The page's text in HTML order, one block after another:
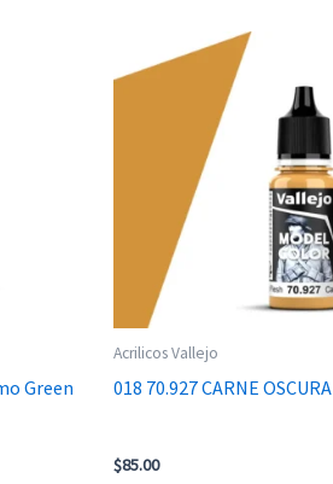
Green
Acrilicos Vallejo
018 70.927 CARNE OSCURA
$85.00